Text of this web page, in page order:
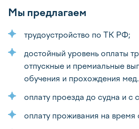
Мы предлагаем
трудоустройство по ТК РФ;
достойный уровень оплаты
отпускные и премиальные
обучения и прохождения
оплату проезда до судна и с
оплату проживания на время